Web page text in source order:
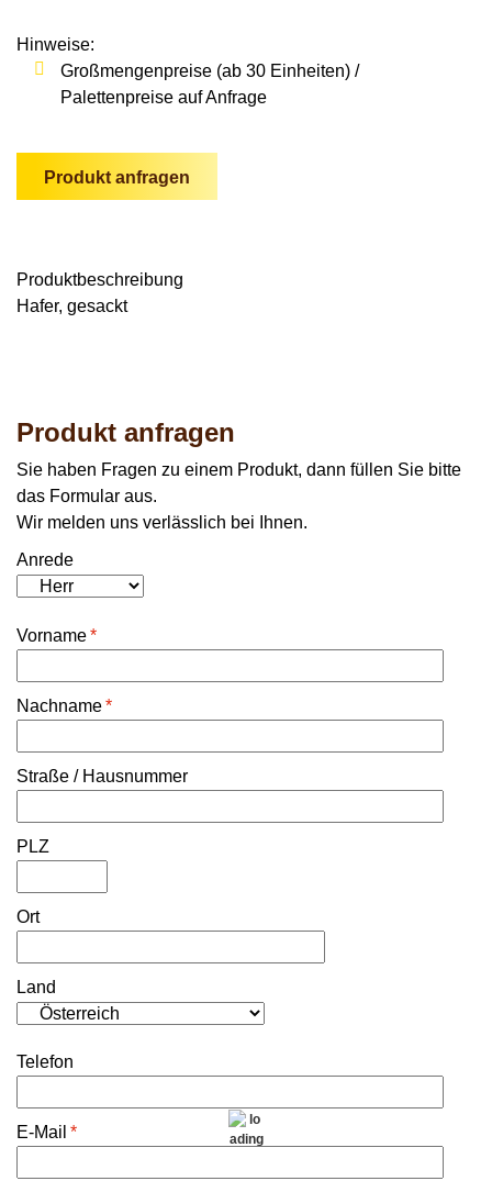
Puten
Rassegeflügel
Kaninchen
Stall & Co
Einstreu
Werbeartikel
Hinweise:
Großmengenpreise (ab 30 Einheiten) /
Palettenpreise auf Anfrage
Produkt anfragen
Produkt­beschreibung
Hafer, gesackt
Produkt anfragen
Sie haben Fragen zu einem Produkt, dann füllen Sie bitte
das Formular aus.
Wir melden uns verlässlich bei Ihnen.
Anrede
Vorname*
Nachname*
Straße / Hausnummer
PLZ
Ort
Land
Telefon
E-Mail *